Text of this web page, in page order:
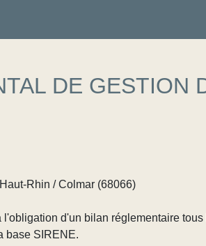
DE GESTION
Rhin / Colmar (68066)
l'obligation d'un bilan réglementaire
base SIRENE.